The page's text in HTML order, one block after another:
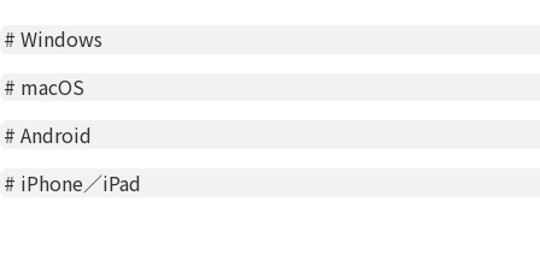
#Windows
# macOS
#Android
# iPhone／iPad